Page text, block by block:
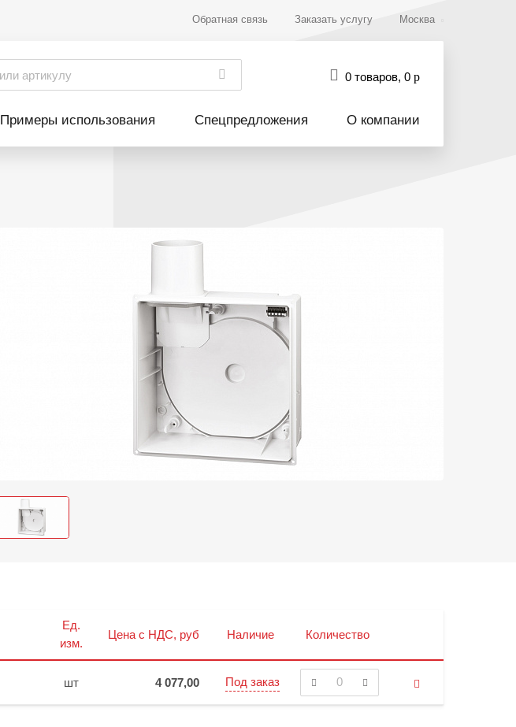
Обратная связь Заказать услугу Москва
0 товаров, 0 р
Примеры использования Спецпредложения О компании
Ед.
изм.
Цена с НДС, руб Наличие Количество
шт 4 077,00 Под заказ